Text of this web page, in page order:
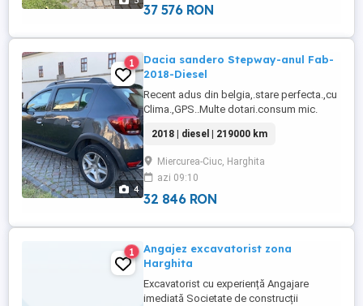
37 576 RON
4
1
Dacia sandero Stepway-anul Fab-
2018-Diesel
Recent adus din belgia,.stare perfecta.,cu
Clima.,GPS..Multe dotari.consum mic.
2018 | diesel | 219000 km
Miercurea-Ciuc, Harghita
azi 09:10
32 846 RON
1
Angajez excavatorist zona
Harghita
Excavatorist cu experiență Angajare
imediată Societate de construcții